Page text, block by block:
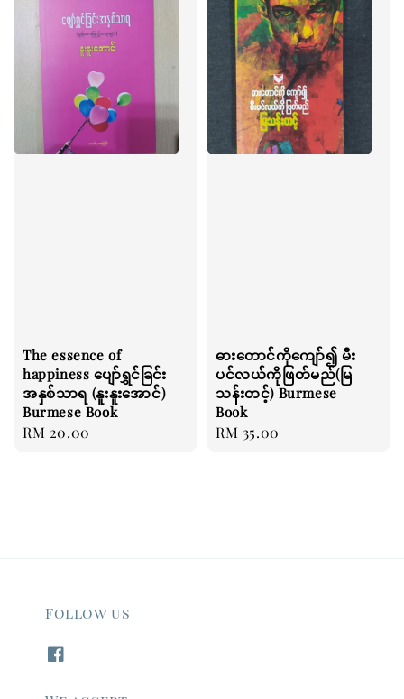
The essence of
happiness ပျော်ရွှင်ခြင်း
အနှစ်သာရ (နူးနူးအောင်)
Burmese Book
Regular
RM 20.00
ဓားတောင်ကိုကျော်၍ မီး
ပင်လယ်ကိုဖြတ်မည်(မြ
သန်းတင့်) Burmese
Book
Regular
RM 35.00
Follow us